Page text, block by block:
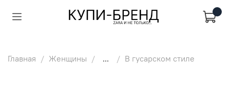
Главная Женщины ... В гусарском стиле